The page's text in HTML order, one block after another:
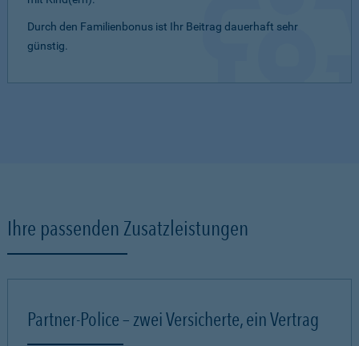
Durch den Familienbonus ist Ihr Beitrag dauerhaft sehr
günstig.
Ihre passenden Zusatzleistungen
Partner-Police – zwei Versicherte, ein Vertrag